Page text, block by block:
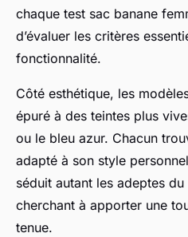
chaque test sac banane
d’évaluer les critères
fonctionnalité.
Côté esthétique, les
épuré à des teintes plus
ou le bleu azur. Chacun
adapté à son style
séduit autant les adeptes
cherchant à apporter une
tenue.